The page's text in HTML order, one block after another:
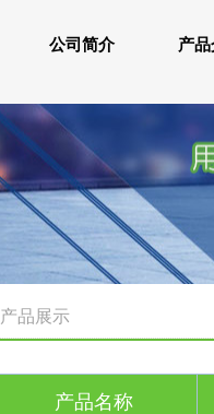
公司简介 产
产品展示
产品名称